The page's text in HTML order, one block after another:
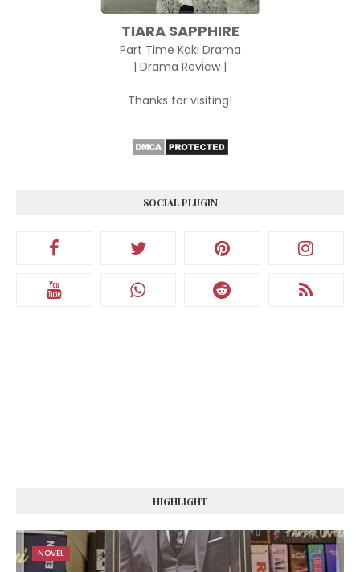
TIARA SAPPHIRE
Part Time Kaki Drama
| Drama Review |
Thanks for visiting!
SOCIAL PLUGIN
HIGHLIGHT
NOVEL